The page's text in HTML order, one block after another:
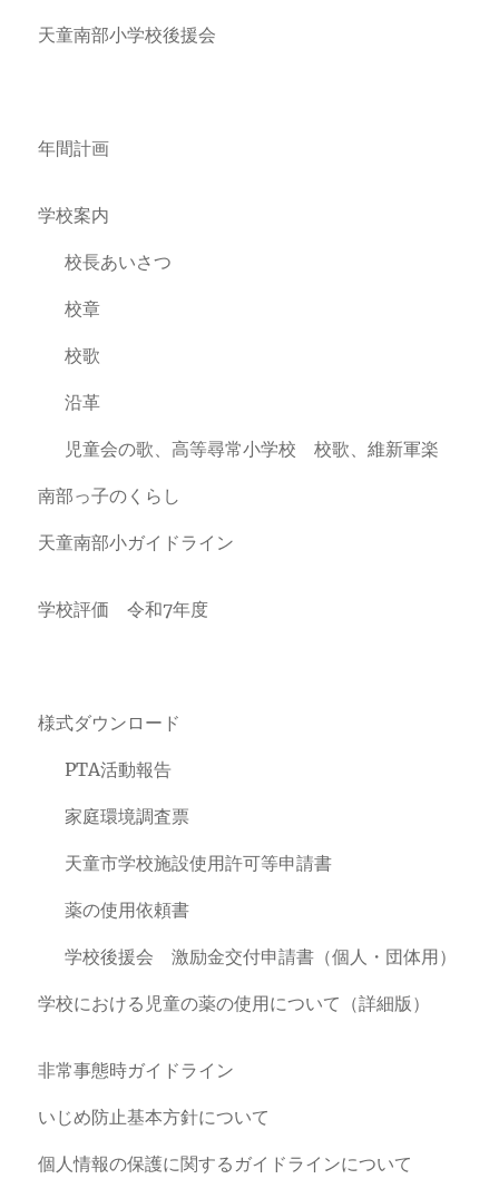
天童南部小学校後援会
年間計画
学校案内
校長あいさつ
校章
校歌
沿革
児童会の歌、高等尋常小学校 校歌、維新軍楽
南部っ子のくらし
天童南部小ガイドライン
学校評価 令和7年度
様式ダウンロード
PTA活動報告
家庭環境調査票
天童市学校施設使用許可等申請書
薬の使用依頼書
学校後援会 激励金交付申請書（個人・団体用）
学校における児童の薬の使用について（詳細版）
非常事態時ガイドライン
いじめ防止基本方針について
個人情報の保護に関するガイドラインについて